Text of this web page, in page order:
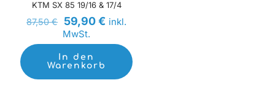
KTM SX 85 19/16 & 17/4
87,50€
Ursprünglicher
Preis
war:
87,50 €
59,90€ Aktueller
ist:
59,90 €.
inkl.
MwSt.
In den
Warenkorb